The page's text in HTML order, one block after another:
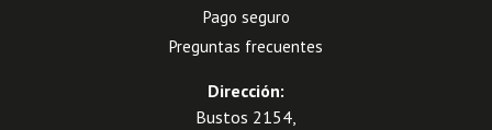
Pago seguro
Preguntas frecuentes
Dirección:
Bustos 2154,